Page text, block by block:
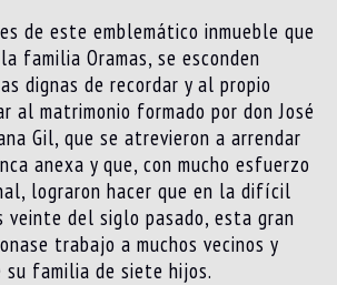
de este emblemático inmueble que
familia Oramas, se esconden
dignas de recordar y al propio
al matrimonio formado por don José
Gil, que se atrevieron a arrendar
anexa y que, con mucho esfuerzo
lograron hacer que en la difícil
veinte del siglo pasado, esta gran
trabajo a muchos vecinos y
su familia de siete hijos.